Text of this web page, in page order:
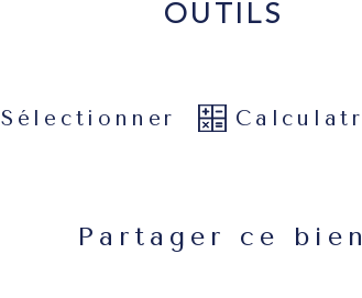
OUTILS
Sélectionner
Partager ce bien